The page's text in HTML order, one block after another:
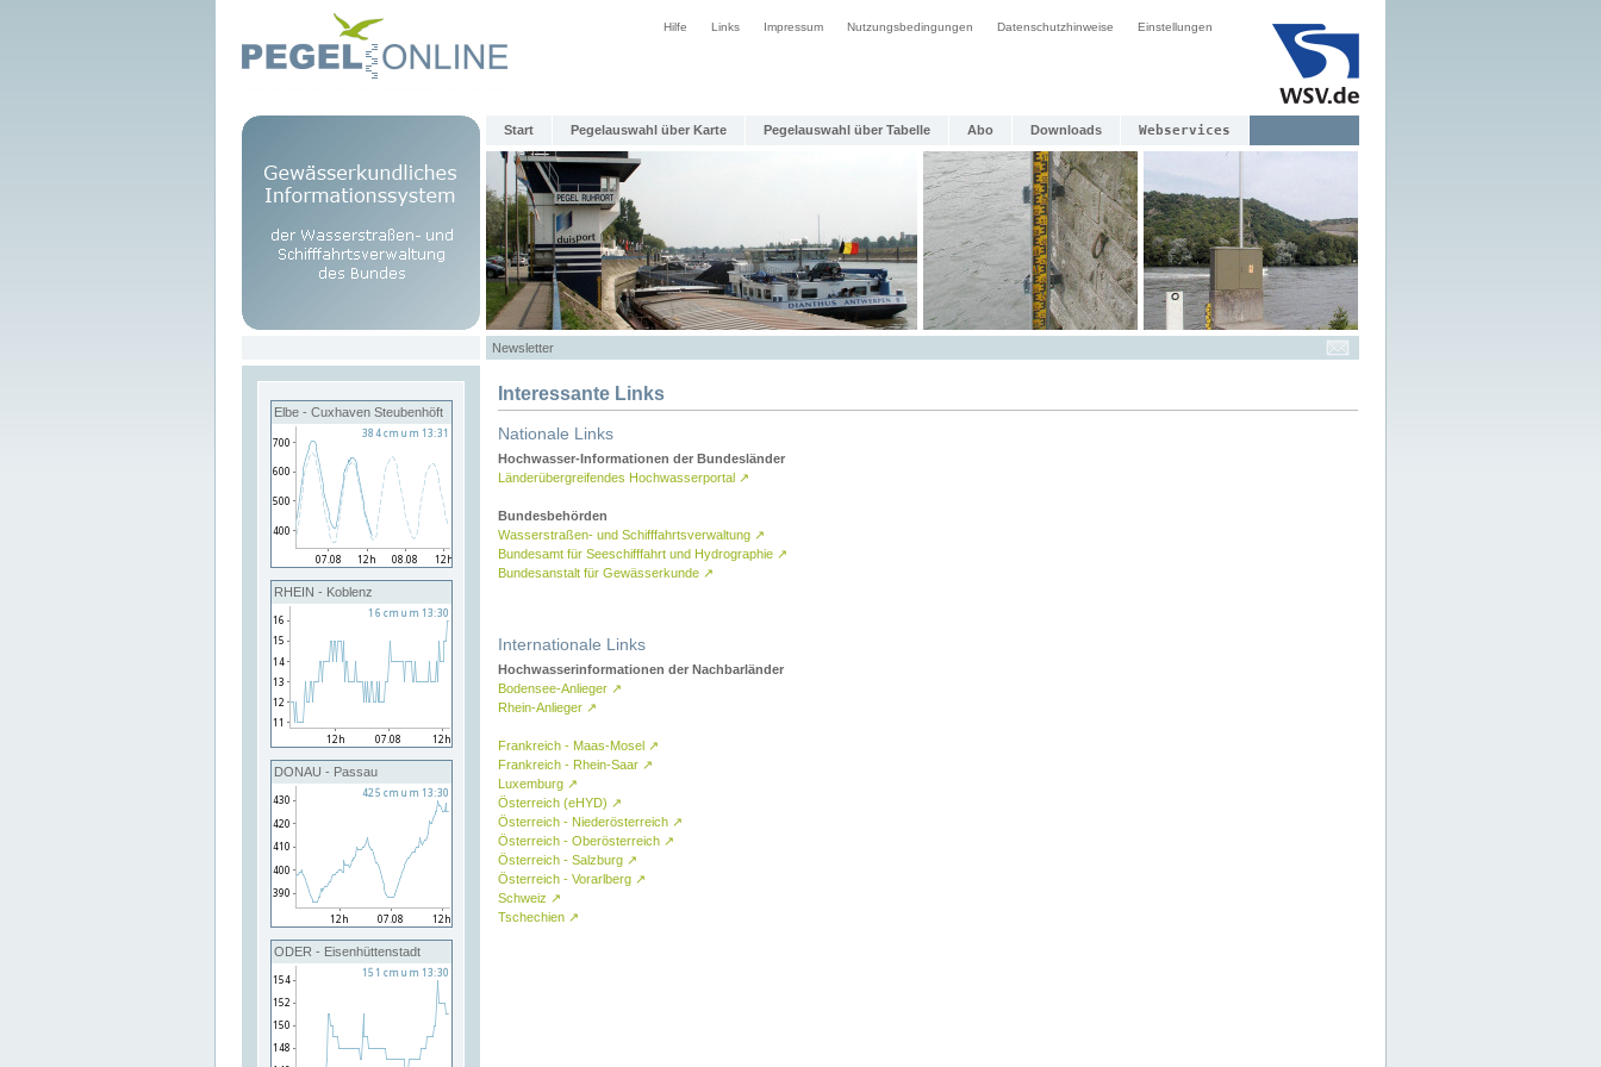
Hilfe Links Impressum Nutzungsbedingungen Datenschutzhinweise Einstellungen
Start Pegelauswahl über Karte Pegelauswahl über Tabelle Abo Downloads Webservices
Newsletter
Elbe - Cuxhaven Steubenhöft
RHEIN - Koblenz
DONAU - Passau
ODER - Eisenhüttenstadt
Interessante Links
Nationale Links
Hochwasser-Informationen der Bundesländer
Länderübergreifendes Hochwasserportal ↗
Bundesbehörden
Wasserstraßen- und Schifffahrtsverwaltung ↗
Bundesamt für Seeschifffahrt und Hydrographie ↗
Bundesanstalt für Gewässerkunde ↗
Internationale Links
Hochwasserinformationen der Nachbarländer
Bodensee-Anlieger ↗
Rhein-Anlieger ↗
Frankreich - Maas-Mosel ↗
Frankreich - Rhein-Saar ↗
Luxemburg ↗
Österreich (eHYD) ↗
Österreich - Niederösterreich ↗
Österreich - Oberösterreich ↗
Österreich - Salzburg ↗
Österreich - Vorarlberg ↗
Schweiz ↗
Tschechien ↗